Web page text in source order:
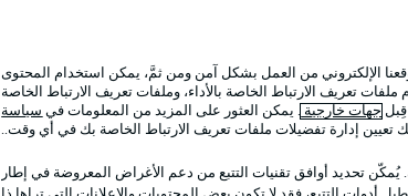
اللاعبون
الإلكتروني من العمل بشكل آمن ومن ثمَّ، يمكن استخدام المحتوى
تعريف الارتباط الخاصة بالأداء، وملفات تعريف الارتباط الخاصة
جهات خارجية . يمكن العثور على المزيد من المعلومات في سياسة
تعيين إدارة تفضيلات ملفات تعريف الارتباط الخاصة بك في أي وقت..
يُمكّن تحديد أوافق تقنيات التتبع من دعم الأغراض المعروضة في إطار